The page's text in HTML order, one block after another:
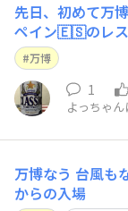
先日、初めて万
ペイン🇪🇸のレ
リオンの屋上で
すごく暑かった
です😆🍻✨
万博
1
よっちゃ
万博なう 台風もなんのその⁉️😅 人多い、今日は西ゲート
からの入場